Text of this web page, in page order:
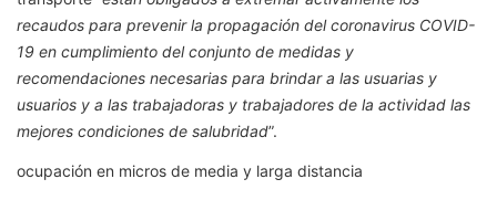
recaudos para prevenir la propagación del coronavirus COVID-
19 en cumplimiento del conjunto de medidas y
recomendaciones necesarias para brindar a las usuarias y
usuarios y a las trabajadoras y trabajadores de la actividad las
mejores condiciones de salubridad”.
ocupación en micros de media y larga distancia